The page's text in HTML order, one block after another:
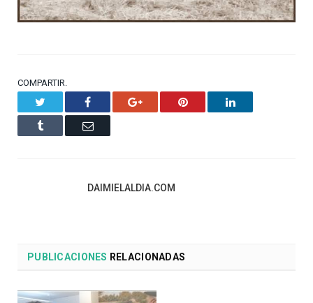
COMPARTIR.
Facebook Google+ Pinterest LinkedIn
Tumblr Email
DAIMIELALDIA.COM
PUBLICACIONES RELACIONADAS